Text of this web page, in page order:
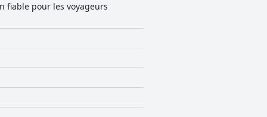
et arrangeante, des
les petits-déjeuners à
Les mentions notables de
en particulier le soir. Enfin,
de mises à jour et de
notamment en matière de
cadre magnifique du littoral.
fiable pour les voyageurs